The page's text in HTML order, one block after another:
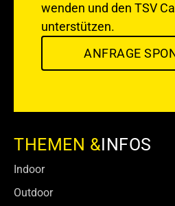
wenden und den TSV
unterstützen.
ANFRAGE
THEMEN &INFOS
Indoor
Outdoor